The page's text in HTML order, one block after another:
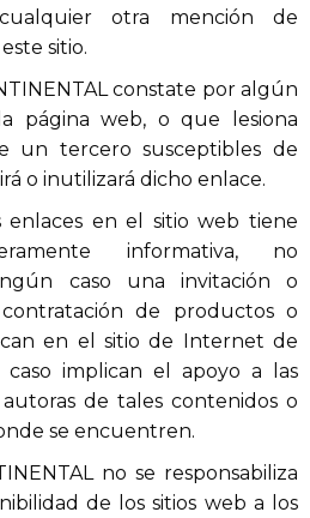
otra mención de
sitio.
constate por algún
página web, o que lesiona
un tercero susceptibles de
o inutilizará dicho enlace.
enlaces en el sitio web tiene
informativa, no
caso una invitación o
de productos o
en el sitio de Internet de
implican el apoyo a las
de tales contenidos o
se encuentren.
no se responsabiliza
de los sitios web a los